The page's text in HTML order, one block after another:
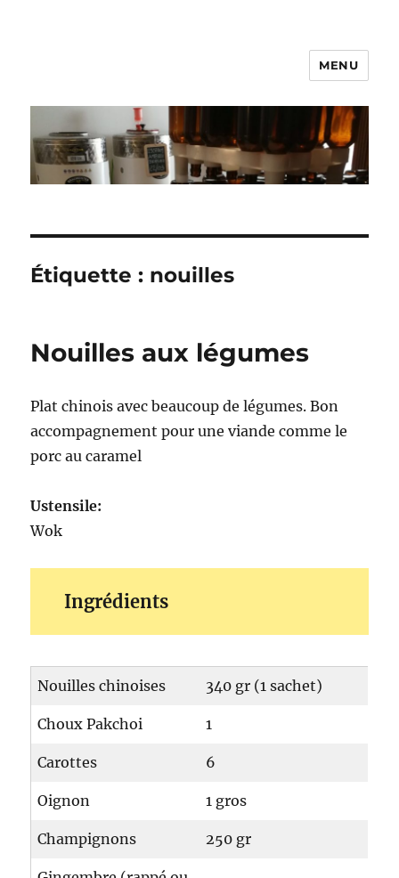
MENU
Étiquette : nouilles
Nouilles aux légumes
Plat chinois avec beaucoup de légumes. Bon
accompagnement pour une viande comme le
porc au caramel
Ustensile:
Wok
Ingrédients
Nouilles chinoises 340 gr (1 sachet)
Choux Pakchoi 1
Carottes 6
Oignon 1 gros
Champignons 250 gr